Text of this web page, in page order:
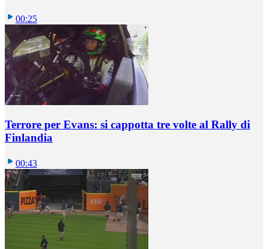
00:25
Terrore per Evans: si cappotta tre volte al Rally di
Finlandia
00:43